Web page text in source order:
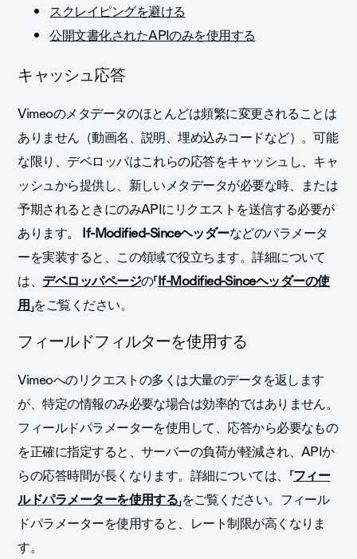
スクレイピングを避ける
公開文書化されたAPIのみを使用する
キャッシュ応答
Vimeoのメタデータのほとんどは頻繁に変更されることは
ありません（動画名、説明、埋め込みコードなど）。可能
な限り、デベロッパはこれらの応答をキャッシュし、キャ
ッシュから提供し、新しいメタデータが必要な時、または
予期されるときにのみAPIにリクエストを送信する必要が
あります。 If-Modified-Sinceヘッダーなどのパラメータ
ーを実装すると、この領域で役立ちます。詳細について
は、デベロッパページの「If-Modified-Sinceヘッダーの使
用」をご覧ください。
フィールドフィルターを使用する
Vimeoへのリクエストの多くは大量のデータを返します
が、特定の情報のみ必要な場合は効率的ではありません。
フィールドパラメーターを使用して、応答から必要なもの
を正確に指定すると、サーバーの負荷が軽減され、APIか
らの応答時間が長くなります。詳細については、「フィー
ルドパラメーターを使用する」をご覧ください。フィール
ドパラメーターを使用すると、レート制限が高くなりま
す。